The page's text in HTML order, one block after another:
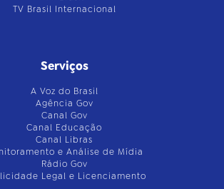
TV Brasil Internacional
Serviços
A Voz do Brasil
Agência Gov
Canal Gov
Canal Educação
Canal Libras
e Análise de Mídia
Rádio Gov
Legal e Licenciamento